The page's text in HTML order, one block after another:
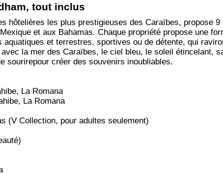
tout inclus
hôtelières les plus prestigieuses des Caraïbes, propose 9
et aux Bahamas. Chaque propriété propose une
et terrestres, sportives ou de détente, qui
la mer des Caraïbes, le ciel bleu, le soleil étincelant,
sourirepour créer des souvenirs inoubliables.
La Romana
La Romana
(V Collection, pour adultes seulement)